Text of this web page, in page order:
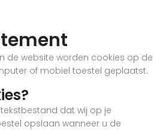
de website worden cookies op de
of mobiel toestel geplaatst.
dat wij op je
opslaan wanneer u de